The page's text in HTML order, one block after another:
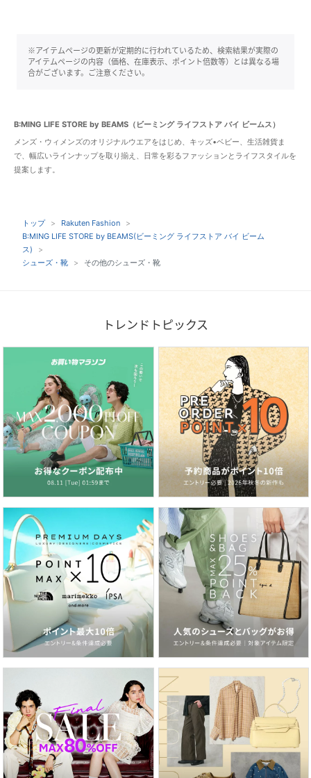
※アイテムページの更新が定期的に行われているため、検索結果が実際の
アイテムページの内容（価格、在庫表示、ポイント倍数等）とは異なる場
合がございます。ご注意ください。
B:MING LIFE STORE by BEAMS（ビーミング ライフストア バイ ビームス）
メンズ・ウィメンズのオリジナルウエアをはじめ、キッズ•ベビー、生活雑貨ま
で、幅広いラインナップを取り揃え、日常を彩るファッションとライフスタイルを
提案します。
トップ
Rakuten Fashion
B:MING LIFE STORE by BEAMS(ビーミング ライフストア バイ ビーム
ス)
シューズ・靴
その他のシューズ・靴
トレンドトピックス